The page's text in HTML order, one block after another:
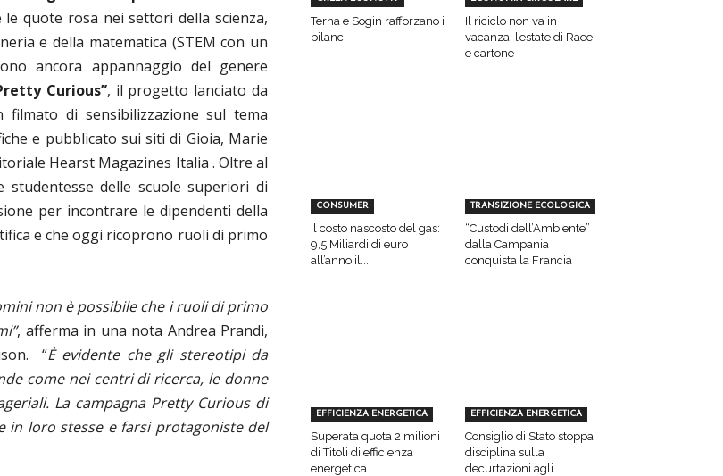
le quote rosa nei settori della scienza,
e della matematica (STEM con un
ancora appannaggio del genere
Curious”, il progetto lanciato da
di sensibilizzazione sul tema
e pubblicato sui siti di Gioia, Marie
Hearst Magazines Italia . Oltre al
studentesse delle scuole superiori di
per incontrare le dipendenti della
e che oggi ricoprono ruoli di primo
non è possibile che i ruoli di primo
, afferma in una nota Andrea Prandi,
“È evidente che gli stereotipi da
come nei centri di ricerca, le donne
La campagna Pretty Curious di
in loro stesse e farsi protagoniste del
Terna e Sogin rafforzano i
bilanci
Il riciclo non va in
vacanza, l’estate di Raee
e cartone
CONSUMER
Il costo nascosto del gas:
9,5 Miliardi di euro
all’anno il...
TRANSIZIONE ECOLOGICA
“Custodi dell’Ambiente”
dalla Campania
conquista la Francia
EFFICIENZA ENERGETICA
Superata quota 2 milioni
di Titoli di efficienza
energetica
EFFICIENZA ENERGETICA
Consiglio di Stato stoppa
disciplina sulla
decurtazioni agli